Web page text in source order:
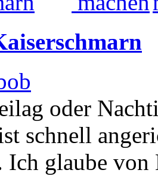
oder
schnell
Ich glaube